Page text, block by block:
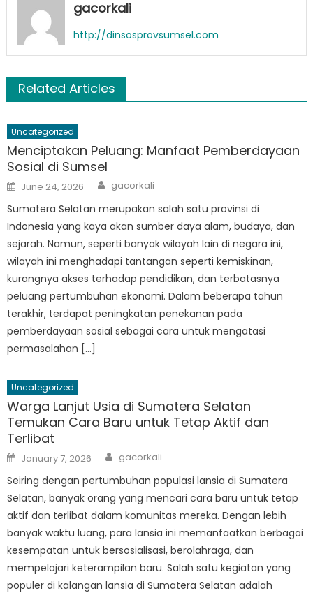
gacorkali
http://dinsosprovsumsel.com
Related Articles
Uncategorized
Menciptakan Peluang: Manfaat Pemberdayaan
Sosial di Sumsel
Posted
on
June 24, 2026 Author
gacorkali
Sumatera Selatan merupakan salah satu provinsi di
Indonesia yang kaya akan sumber daya alam, budaya, dan
sejarah. Namun, seperti banyak wilayah lain di negara ini,
wilayah ini menghadapi tantangan seperti kemiskinan,
kurangnya akses terhadap pendidikan, dan terbatasnya
peluang pertumbuhan ekonomi. Dalam beberapa tahun
terakhir, terdapat peningkatan penekanan pada
pemberdayaan sosial sebagai cara untuk mengatasi
permasalahan […]
Uncategorized
Warga Lanjut Usia di Sumatera Selatan
Temukan Cara Baru untuk Tetap Aktif dan
Terlibat
Posted
on
January 7, 2026 Author
gacorkali
Seiring dengan pertumbuhan populasi lansia di Sumatera
Selatan, banyak orang yang mencari cara baru untuk tetap
aktif dan terlibat dalam komunitas mereka. Dengan lebih
banyak waktu luang, para lansia ini memanfaatkan berbagai
kesempatan untuk bersosialisasi, berolahraga, dan
mempelajari keterampilan baru. Salah satu kegiatan yang
populer di kalangan lansia di Sumatera Selatan adalah